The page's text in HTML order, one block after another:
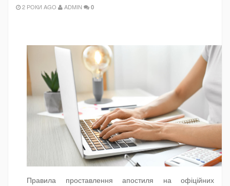
2 РОКИ AGO ADMIN 0
Правила проставлення апостиля на офіційних